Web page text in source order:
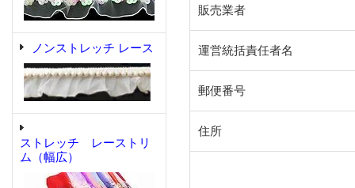
ノンストレッチ レース
ストレッチ レーストリ
ム（幅広）
販売業者
運営統括責任者名
郵便番号
住所